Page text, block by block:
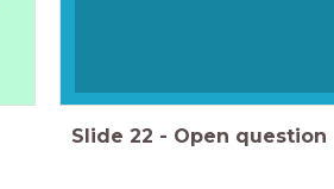
Slide 22 - Open question